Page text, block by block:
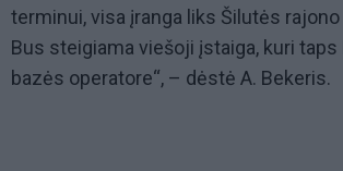
terminui, visa įranga liks Šilutės
Bus steigiama viešoji įstaiga, kuri
bazės operatore“, – dėstė A. Bekeris.